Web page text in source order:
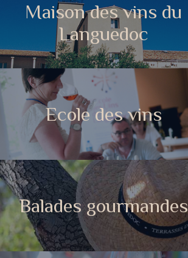
Maison des vins du
Languedoc
Ecole des vins
Balades gourmandes